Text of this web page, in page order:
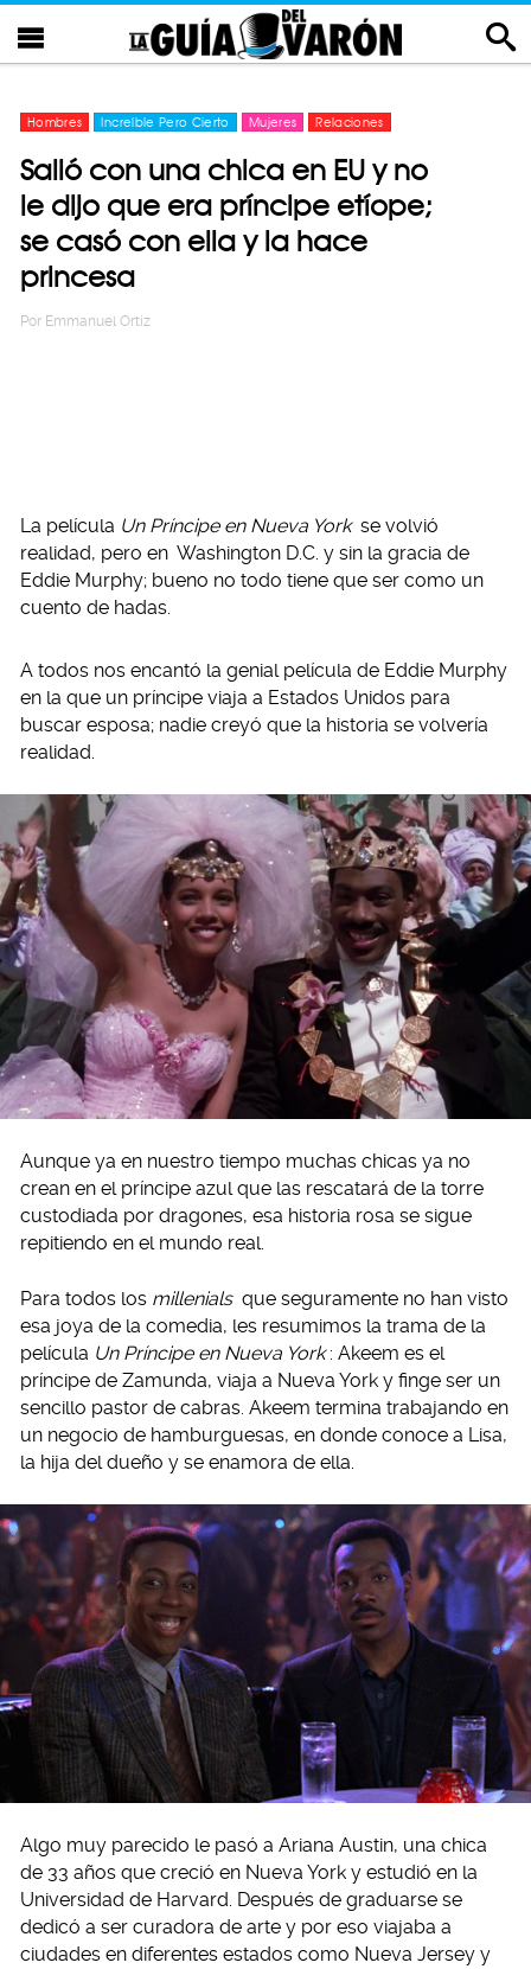
Hombres Increíble Pero Cierto Mujeres Relaciones
Salió con una chica en EU y no
le dijo que era príncipe etíope;
se casó con ella y la hace
princesa
Por Emmanuel Ortiz
La película Un Príncipe en Nueva York se volvió
realidad, pero en Washington D.C. y sin la gracia de
Eddie Murphy; bueno no todo tiene que ser como un
cuento de hadas.
A todos nos encantó la genial película de Eddie Murphy
en la que un príncipe viaja a Estados Unidos para
buscar esposa; nadie creyó que la historia se volvería
realidad.
Aunque ya en nuestro tiempo muchas chicas ya no
crean en el príncipe azul que las rescatará de la torre
custodiada por dragones, esa historia rosa se sigue
repitiendo en el mundo real.
Para todos los millenials que seguramente no han visto
esa joya de la comedia, les resumimos la trama de la
película Un Príncipe en Nueva York : Akeem es el
príncipe de Zamunda, viaja a Nueva York y finge ser un
sencillo pastor de cabras. Akeem termina trabajando en
un negocio de hamburguesas, en donde conoce a Lisa,
la hija del dueño y se enamora de ella.
Algo muy parecido le pasó a Ariana Austin, una chica
de 33 años que creció en Nueva York y estudió en la
Universidad de Harvard. Después de graduarse se
dedicó a ser curadora de arte y por eso viajaba a
ciudades en diferentes estados como Nueva Jersey y